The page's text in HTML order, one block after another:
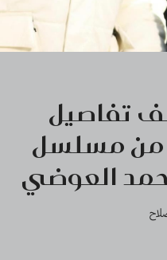
تفاصيل
من مسلسل
العوضي